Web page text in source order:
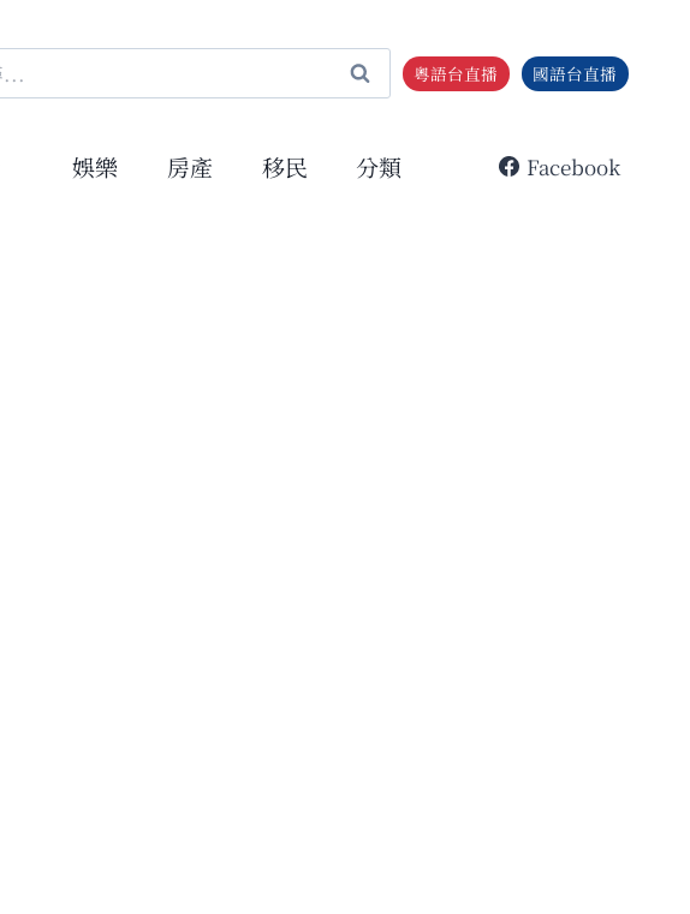
粵語台直播 國語台直播
娛樂 房產 移民 分類 Facebook